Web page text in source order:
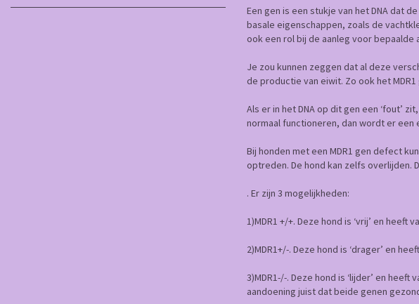
Een gen is een stukje van het DNA dat
basale eigenschappen, zoals de
ook een rol bij de aanleg voor bepaalde
Je zou kunnen zeggen dat al deze
de productie van eiwit. Zo ook het MDR1
Als er in het DNA op dit gen een ‘fout’
normaal functioneren, dan wordt er
Bij honden met een MDR1 gen defect
optreden. De hond kan zelfs overlijden.
. Er zijn 3 mogelijkheden:
1)MDR1 +/+. Deze hond is ‘vrij’ en
2)MDR1+/-. Deze hond is ‘drager’ en
3)MDR1-/-. Deze hond is ‘lijder’ en
aandoening juist dat beide genen